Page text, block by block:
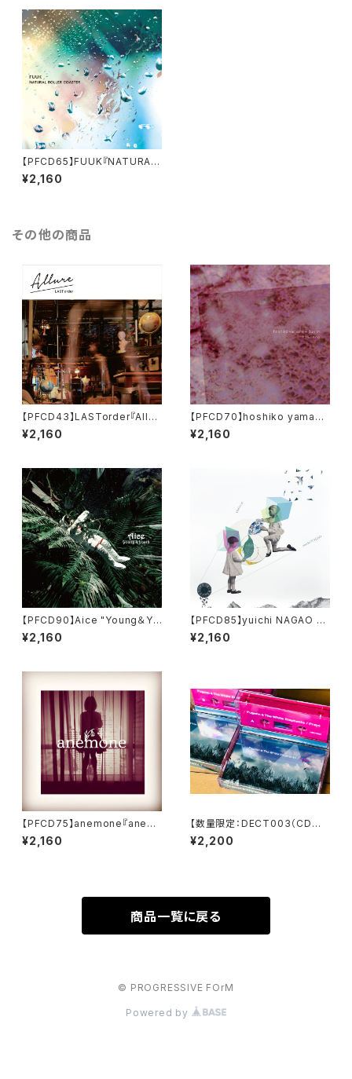
【PFCD65】FUUK『NATURAL
ROLLER COASTER』CD
¥2,160
その他の商品
【PFCD43】LASTorder『Allur
e』
¥2,160
【PFCD70】hoshiko yamane
+ duenn『nakaniwa』CD
¥2,160
【PFCD90】Aice "Young＆Yo
uth" CD
¥2,160
【PFCD85】yuichi NAGAO "O
blivion" CD
¥2,160
【PFCD75】anemone『anem
one』CD
¥2,160
【数量限定：DECT003（CD品
番 PFCD30）】Fugenn & The
WHIte Eleohants "Prays" C
¥2,200
商品一覧に戻る
© PROGRESSIVE FOrM
Powered by